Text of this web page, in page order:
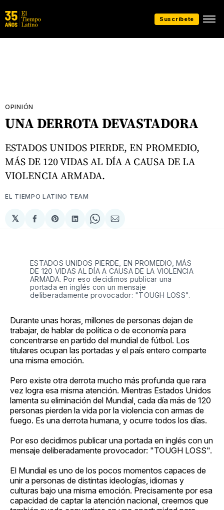
Suscríbete
OPINIÓN
UNA DERROTA DEVASTADORA
ESTADOS UNIDOS PIERDE, EN PROMEDIO,
MÁS DE 120 VIDAS AL DÍA A CAUSA DE LA
VIOLENCIA ARMADA.
EL TIEMPO LATINO TEAM
𝕏
Compartir
en
Share
on
Compartir
en
Share
on
Compartir
via
ESTADOS UNIDOS PIERDE, EN PROMEDIO, MÁS
DE 120 VIDAS AL DÍA A CAUSA DE LA VIOLENCIA
ARMADA. Por eso decidimos publicar una
portada en inglés con un mensaje
deliberadamente provocador: "TOUGH LOSS".
Durante unas horas, millones de personas dejan de
trabajar, de hablar de política o de economía para
concentrarse en partido del mundial de fútbol. Los
titulares ocupan las portadas y el país entero comparte
una misma emoción.
Pero existe otra derrota mucho más profunda que rara
vez logra esa misma atención. Mientras Estados Unidos
lamenta su eliminación del Mundial, cada día más de 120
personas pierden la vida por la violencia con armas de
fuego. Es una derrota humana, y ocurre todos los días.
Por eso decidimos publicar una portada en inglés con un
mensaje deliberadamente provocador: "TOUGH LOSS".
El Mundial es uno de los pocos momentos capaces de
unir a personas de distintas ideologías, idiomas y
culturas bajo una misma emoción. Precisamente por esa
capacidad de captar la atención nacional, creemos que